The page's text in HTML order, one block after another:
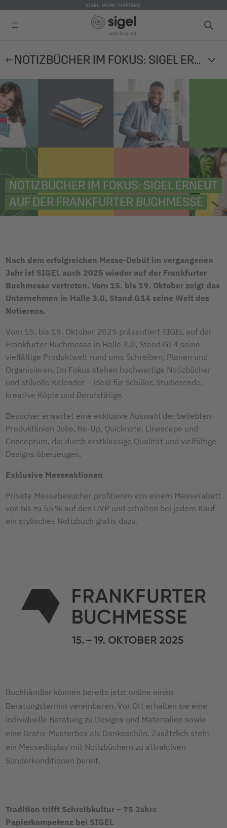
zum
SIGEL. WORK INSPIRED.
NOTIZBÜCHER IM FOKUS: SIGEL ERNEUT AUF DER FRANKFURTER BUCHMESSE
NOTIZBÜCHER IM FOKUS: SIGEL ERNEUT
AUF DER FRANKFURTER BUCHMESSE
Nach dem erfolgreichen Messe-Debüt im vergangenen
Jahr ist SIGEL auch 2025 wieder auf der Frankfurter
Buchmesse vertreten. Vom 15. bis 19. Oktober zeigt das
Unternehmen in Halle 3.0, Stand G14 seine Welt des
Notierens.
Vom 15. bis 19. Oktober 2025 präsentiert SIGEL auf der
Frankfurter Buchmesse in Halle 3.0, Stand G14 seine
vielfältige Produktwelt rund ums Schreiben, Planen und
Organisieren. Im Fokus stehen hochwertige Notizbücher
und stilvolle Kalender – ideal für Schüler, Studierende,
kreative Köpfe und Berufstätige.
Besucher erwartet eine exklusive Auswahl der beliebten
Produktlinien Jolie, Re-Up, Quicknote, Linescape und
Conceptum, die durch erstklassige Qualität und vielfältige
Designs überzeugen.
Exklusive Messeaktionen
Private Messebesucher profitieren von einem Messerabatt
von bis zu 55 % auf den UVP und erhalten bei jedem Kauf
ein stylisches Notizbuch gratis dazu.
Buchhändler können bereits jetzt online einen
Beratungstermin vereinbaren. Vor Ort erhalten sie eine
individuelle Beratung zu Designs und Materialien sowie
eine Gratis-Musterbox als Dankeschön. Zusätzlich steht
ein Messedisplay mit Notizbüchern zu attraktiven
Sonderkonditionen bereit.
Tradition trifft Schreibkultur – 75 Jahre
Papierkompetenz bei SIGEL